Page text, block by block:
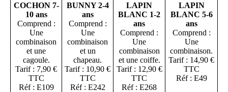
COCHON 7-
10 ans
Comprend :
Une
combinaison
et une
cagoule.
Tarif : 7,90 €
TTC
Réf : E109
BUNNY 2-4
ans
Comprend :
Une
combinaison
et un
chapeau.
Tarif : 10,90 €
TTC
Réf : E242
LAPIN
BLANC 1-2
ans
Comprend :
Une
combinaison
et une coiffe.
Tarif : 12,90 €
TTC
Réf : E268
LAPIN
BLANC 5-6
ans
Comprend :
Une
combinaison.
Tarif : 14,90 €
TTC
Réf : E49